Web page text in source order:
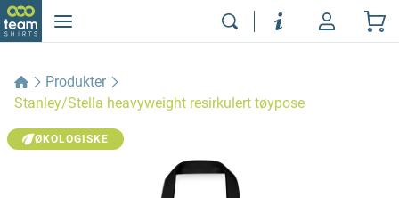
Produkter
Stanley/Stella heavyweight resirkulert tøypose
ØKOLOGISKE